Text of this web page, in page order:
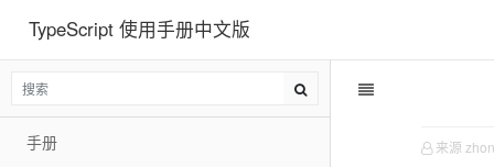
TypeScript 使用手册中文版
来源
空标题文档
空标题文档
手册